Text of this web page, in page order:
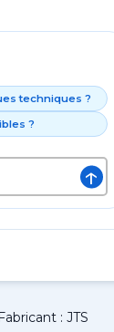
techniques ?
?
↑
Fabricant : JTS